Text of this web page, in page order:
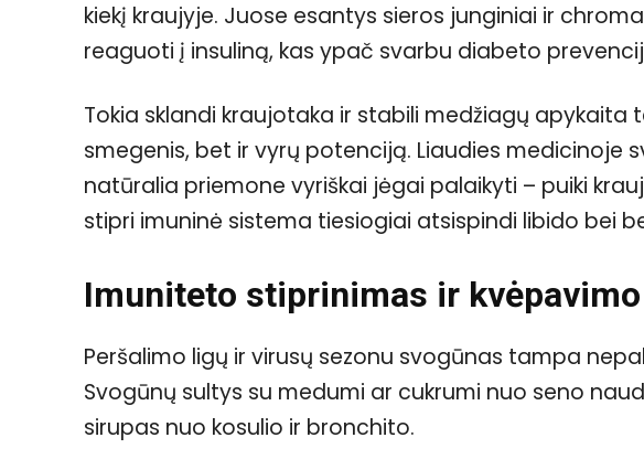
kiekį kraujyje. Juose esantys sieros junginiai ir
reaguoti į insuliną, kas ypač svarbu diabeto
Tokia sklandi kraujotaka ir stabili medžiagų apykaita
smegenis, bet ir vyrų potenciją. Liaudies medicinoje
natūralia priemone vyriškai jėgai palaikyti – puiki
stipri imuninė sistema tiesiogiai atsispindi libido bei
Imuniteto stiprinimas ir
Peršalimo ligų ir virusų sezonu svogūnas tampa
Svogūnų sultys su medumi ar cukrumi nuo seno
sirupas nuo kosulio ir bronchito.